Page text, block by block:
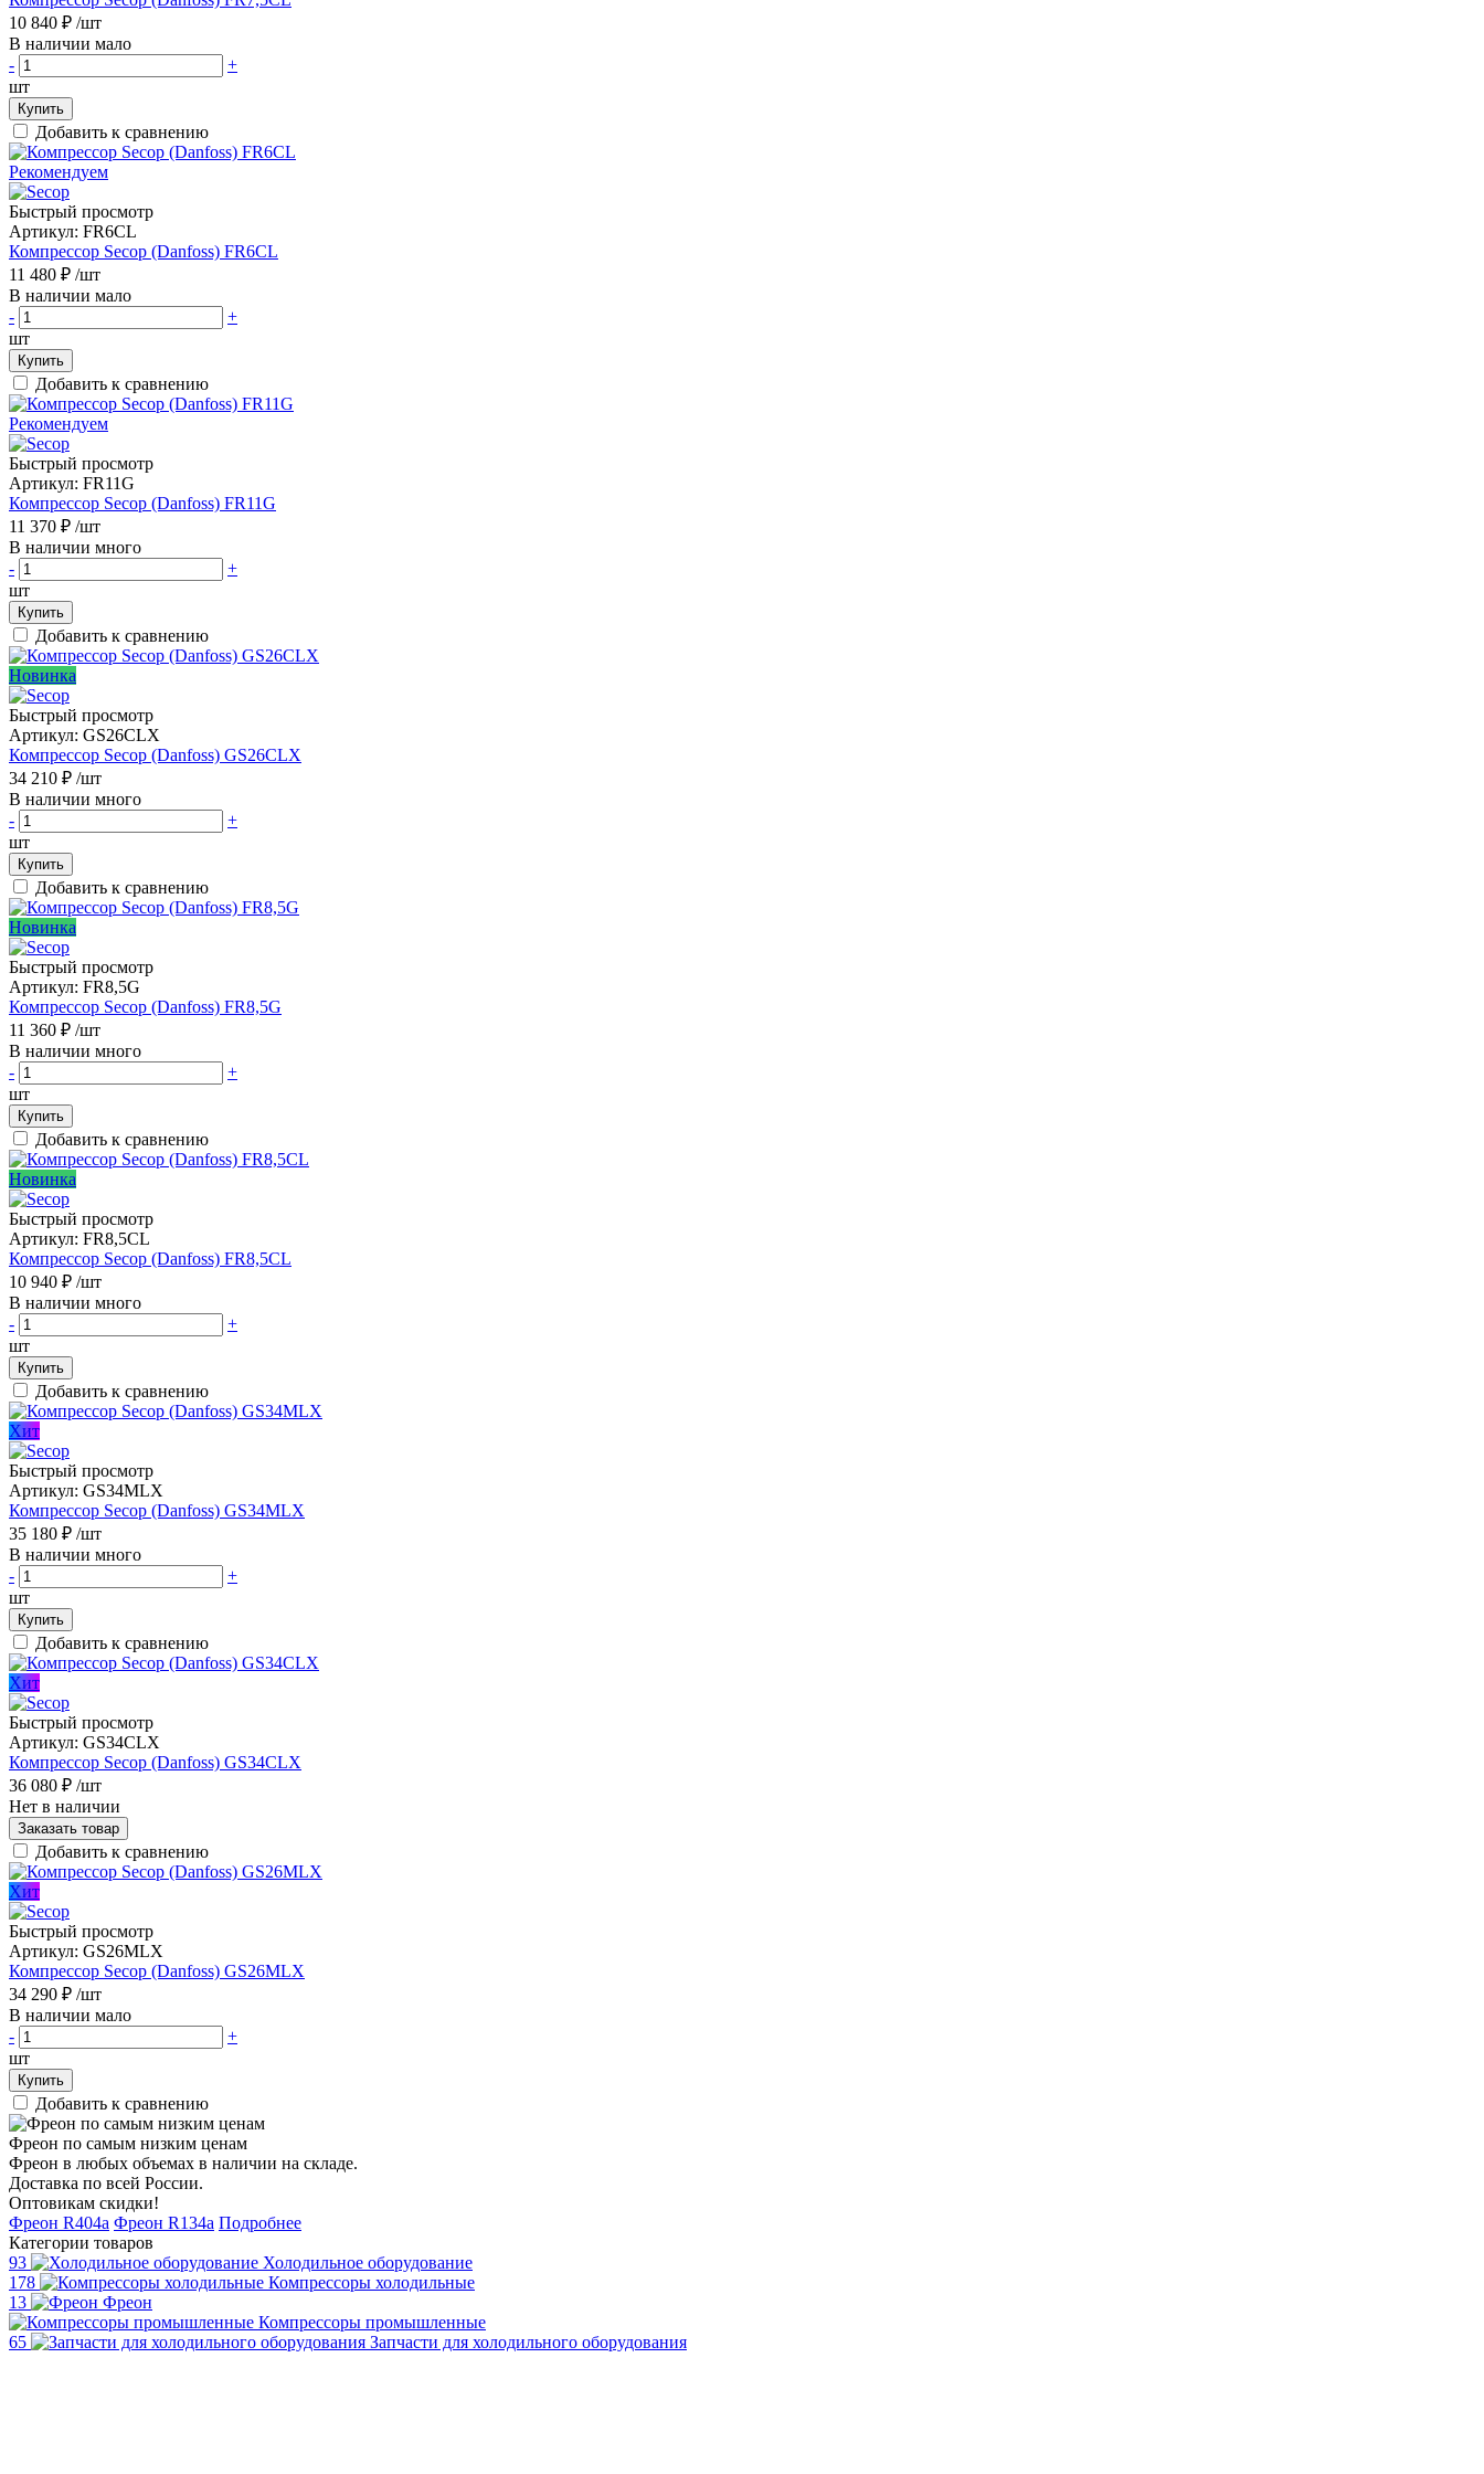
10 840 ₽ /шт
В наличии мало
-
+
шт
Купить
Добавить к сравнению
Рекомендуем
Быстрый просмотр
Артикул: FR6CL
Компрессор Secop (Danfoss) FR6CL
11 480 ₽ /шт
В наличии мало
-
+
шт
Купить
Добавить к сравнению
Рекомендуем
Быстрый просмотр
Артикул: FR11G
Компрессор Secop (Danfoss) FR11G
11 370 ₽ /шт
В наличии много
-
+
шт
Купить
Добавить к сравнению
Новинка
Быстрый просмотр
Артикул: GS26CLX
Компрессор Secop (Danfoss) GS26CLX
34 210 ₽ /шт
В наличии много
-
+
шт
Купить
Добавить к сравнению
Новинка
Быстрый просмотр
Артикул: FR8,5G
Компрессор Secop (Danfoss) FR8,5G
11 360 ₽ /шт
В наличии много
-
+
шт
Купить
Добавить к сравнению
Новинка
Быстрый просмотр
Артикул: FR8,5CL
Компрессор Secop (Danfoss) FR8,5CL
10 940 ₽ /шт
В наличии много
-
+
шт
Купить
Добавить к сравнению
Хит
Быстрый просмотр
Артикул: GS34MLX
Компрессор Secop (Danfoss) GS34MLX
35 180 ₽ /шт
В наличии много
-
+
шт
Купить
Добавить к сравнению
Хит
Быстрый просмотр
Артикул: GS34CLX
Компрессор Secop (Danfoss) GS34CLX
36 080 ₽ /шт
Нет в наличии
Заказать товар
Добавить к сравнению
Хит
Быстрый просмотр
Артикул: GS26MLX
Компрессор Secop (Danfoss) GS26MLX
34 290 ₽ /шт
В наличии мало
-
+
шт
Купить
Добавить к сравнению
Фреон по самым низким ценам
Фреон в любых объемах в наличии на складе.
Доставка по всей России.
Оптовикам скидки!
Фреон R404a Фреон R134a Подробнее
Категории товаров
93
Холодильное оборудование
178
Компрессоры холодильные
13
Фреон
Компрессоры промышленные
65
Запчасти для холодильного оборудования